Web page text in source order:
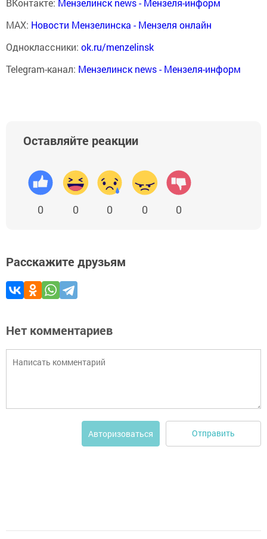
ВКонтакте: Мензелинск news - Мензеля-информ
MAX: Новости Мензелинска - Мензеля онлайн
Одноклассники: ok.ru/menzelinsk
Telegram-канал: Мензелинск news - Мензеля-информ
Оставляйте реакции
0 0 0 0 0
Расскажите друзьям
Нет комментариев
Авторизоваться Отправить